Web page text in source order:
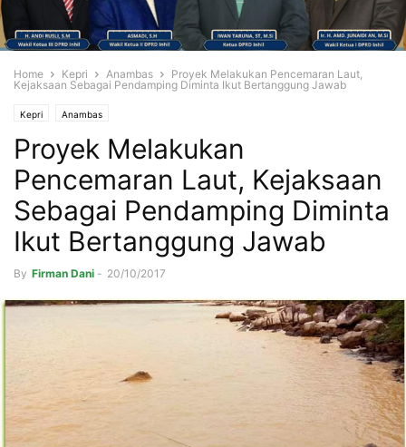
Home Kepri Anambas
Proyek Melakukan Pencemaran Laut,
Kejaksaan Sebagai Pendamping Diminta Ikut Bertanggung Jawab
Kepri Anambas
Proyek Melakukan
Pencemaran Laut, Kejaksaan
Sebagai Pendamping Diminta
Ikut Bertanggung Jawab
By Firman Dani - 20/10/2017